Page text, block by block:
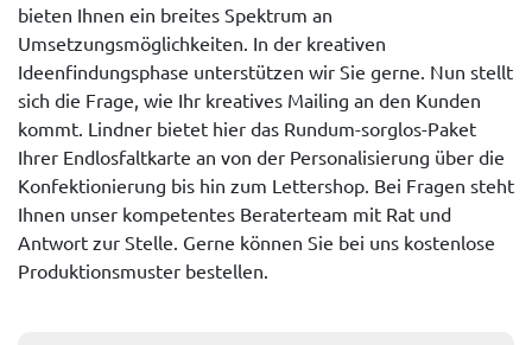
bieten Ihnen ein breites Spektrum an
Umsetzungsmöglichkeiten. In der kreativen
Ideenfindungsphase unterstützen wir Sie gerne. Nun stellt
sich die Frage, wie Ihr kreatives Mailing an den Kunden
kommt. Lindner bietet hier das Rundum-sorglos-Paket
Ihrer Endlosfaltkarte an von der Personalisierung über die
Konfektionierung bis hin zum Lettershop. Bei Fragen steht
Ihnen unser kompetentes Beraterteam mit Rat und
Antwort zur Stelle. Gerne können Sie bei uns kostenlose
Produktionsmuster bestellen.